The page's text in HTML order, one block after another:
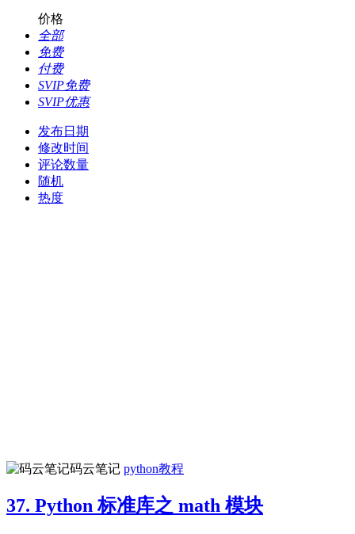
价格
全部
免费
付费
SVIP免费
SVIP优惠
发布日期
修改时间
评论数量
随机
热度
码云笔记 python教程
37. Python 标准库之 math 模块